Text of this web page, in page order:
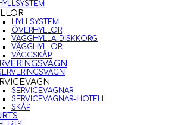
HYLLSYSTEM
ÖVERHYLLOR
VÄGGHYLLA-DISKKORG
VÄGGHYLLOR
VÄGGSKÅP
SERVICEVAGNAR
SERVICEVAGNAR-HOTELL
SKÅP